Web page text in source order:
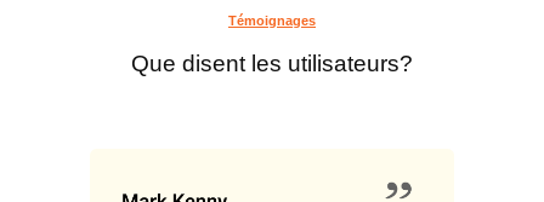
Témoignages
Que disent les utilisateurs?